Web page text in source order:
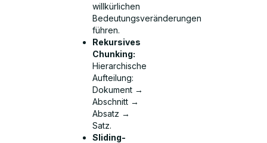
willkürlichen
Bedeutungsveränderungen
führen.
Rekursives
Chunking:
Hierarchische
Aufteilung:
Dokument →
Abschnitt →
Absatz →
Satz.
Sliding-